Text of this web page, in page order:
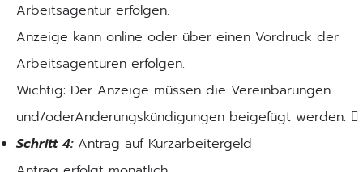
Arbeitsagentur erfolgen.
Anzeige kann online oder über einen Vordruck der
Arbeitsagenturen erfolgen.
Wichtig: Der Anzeige müssen die Vereinbarungen
und/oderÄnderungskündigungen beigefügt werden. 
Schritt 4: Antrag auf Kurzarbeitergeld